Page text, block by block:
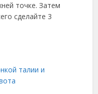
точке. Затем
сделайте 3